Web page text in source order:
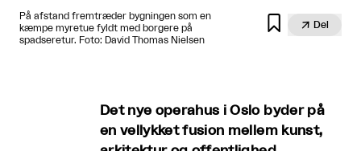
På afstand fremtræder bygningen som en
kæmpe myretue fyldt med borgere på
spadseretur. Foto: David Thomas Nielsen
  Del
Det nye operahus i Oslo byder på
en vellykket fusion mellem kunst,